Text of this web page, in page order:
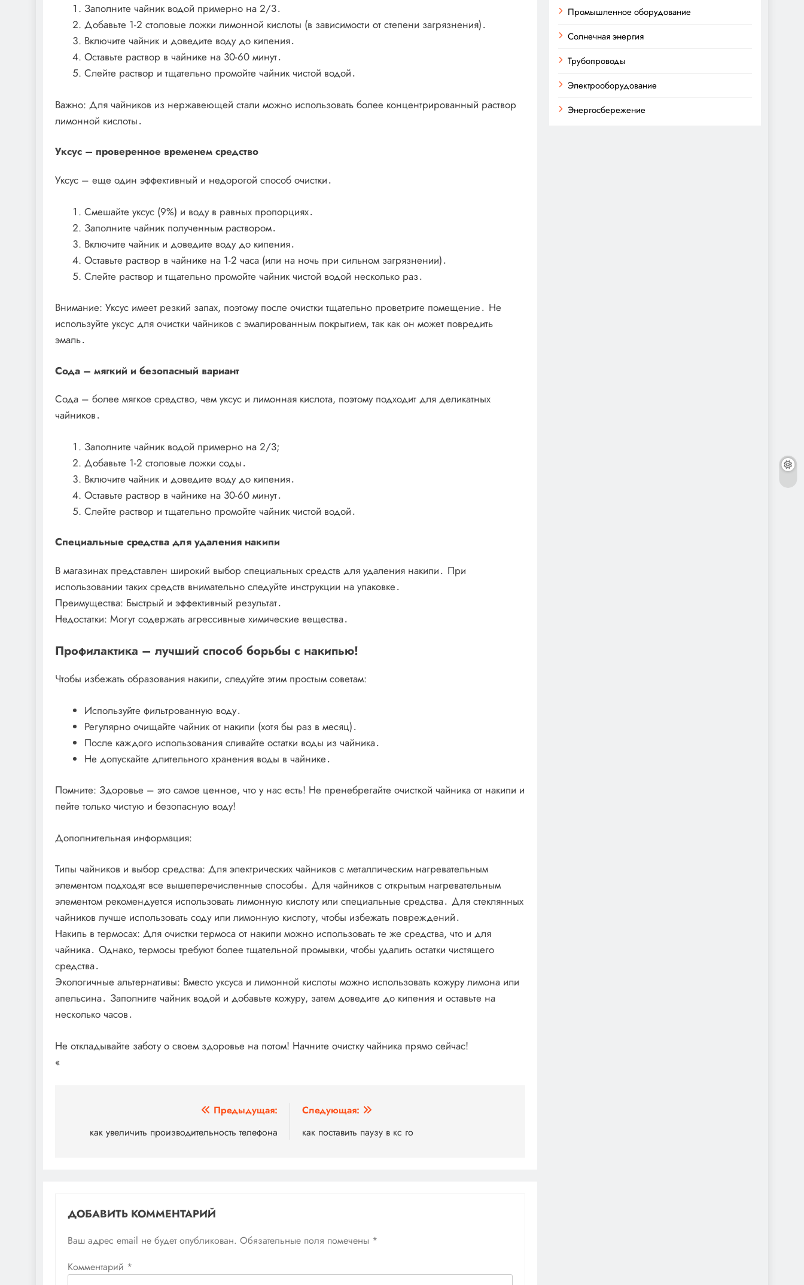
Заполните чайник водой примерно на 2/3․
Добавьте 1-2 столовые ложки лимонной кислоты (в зависимости от степени загрязнения)․
Включите чайник и доведите воду до кипения․
Оставьте раствор в чайнике на 30-60 минут․
Слейте раствор и тщательно промойте чайник чистой водой․
Важно: Для чайников из нержавеющей стали можно использовать более концентрированный раствор
лимонной кислоты․
Уксус – проверенное временем средство
Уксус – еще один эффективный и недорогой способ очистки․
Смешайте уксус (9%) и воду в равных пропорциях․
Заполните чайник полученным раствором․
Включите чайник и доведите воду до кипения․
Оставьте раствор в чайнике на 1-2 часа (или на ночь при сильном загрязнении)․
Слейте раствор и тщательно промойте чайник чистой водой несколько раз․
Внимание: Уксус имеет резкий запах, поэтому после очистки тщательно проветрите помещение․ Не
используйте уксус для очистки чайников с эмалированным покрытием, так как он может повредить
эмаль․
Сода – мягкий и безопасный вариант
Сода – более мягкое средство, чем уксус и лимонная кислота, поэтому подходит для деликатных
чайников․
Заполните чайник водой примерно на 2/3;
Добавьте 1-2 столовые ложки соды․
Включите чайник и доведите воду до кипения․
Оставьте раствор в чайнике на 30-60 минут․
Слейте раствор и тщательно промойте чайник чистой водой․
Специальные средства для удаления накипи
В магазинах представлен широкий выбор специальных средств для удаления накипи․ При
использовании таких средств внимательно следуйте инструкции на упаковке․
Преимущества: Быстрый и эффективный результат․
Недостатки: Могут содержать агрессивные химические вещества․
Профилактика – лучший способ борьбы с накипью!
Чтобы избежать образования накипи, следуйте этим простым советам:
Используйте фильтрованную воду․
Регулярно очищайте чайник от накипи (хотя бы раз в месяц)․
После каждого использования сливайте остатки воды из чайника․
Не допускайте длительного хранения воды в чайнике․
Помните: Здоровье – это самое ценное, что у нас есть! Не пренебрегайте очисткой чайника от накипи и
пейте только чистую и безопасную воду!
Дополнительная информация:
Типы чайников и выбор средства: Для электрических чайников с металлическим нагревательным
элементом подходят все вышеперечисленные способы․ Для чайников с открытым нагревательным
элементом рекомендуется использовать лимонную кислоту или специальные средства․ Для стеклянных
чайников лучше использовать соду или лимонную кислоту, чтобы избежать повреждений․
Накипь в термосах: Для очистки термоса от накипи можно использовать те же средства, что и для
чайника․ Однако, термосы требуют более тщательной промывки, чтобы удалить остатки чистящего
средства․
Экологичные альтернативы: Вместо уксуса и лимонной кислоты можно использовать кожуру лимона или
апельсина․ Заполните чайник водой и добавьте кожуру, затем доведите до кипения и оставьте на
несколько часов․
Не откладывайте заботу о своем здоровье на потом! Начните очистку чайника прямо сейчас!
«
Предыдущая:
как увеличить производительность телефона
Следующая:
как поставить паузу в кс го
ДОБАВИТЬ КОММЕНТАРИЙ
Ваш адрес email не будет опубликован. Обязательные поля помечены *
Комментарий *
Промышленное оборудование
Солнечная энергия
Трубопроводы
Электрооборудование
Энергосбережение